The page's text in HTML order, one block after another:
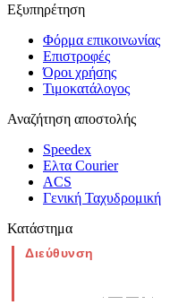
Εξυπηρέτηση
Φόρμα επικοινωνίας
Επιστροφές
Όροι χρήσης
Τιμοκατάλογος
Αναζήτηση αποστολής
Speedex
Ελτα Courier
ACS
Γενική Ταχυδρομική
Κατάστημα
Διεύθυνση